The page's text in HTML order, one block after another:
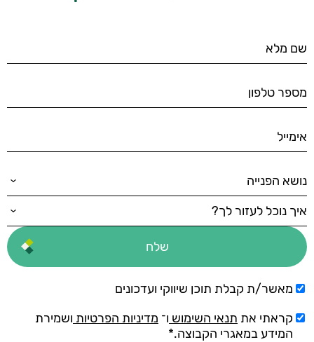
מאשר/ת קבלת תוכן שיווקי ועדכונים
קראתי את תנאי השימוש ו־ מדיניות הפרטיות ושמירת
המידע במאגרי הקבוצה.*